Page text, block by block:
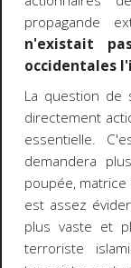
propagande
n'existait
occidentales
La question de
directement
essentielle.
demandera
poupée, matrice
est assez
plus vaste et
terroriste